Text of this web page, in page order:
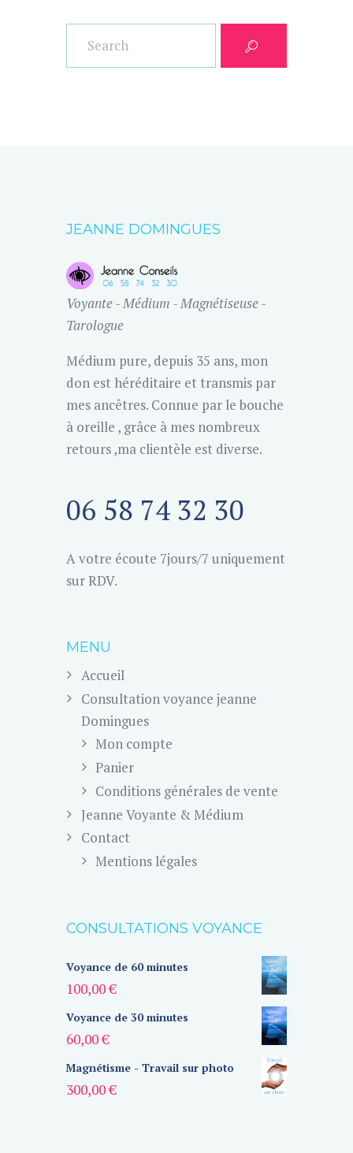
JEANNE DOMINGUES
Voyante - Médium - Magnétiseuse -
Tarologue
Médium pure, depuis 35 ans, mon
don est héréditaire et transmis par
mes ancêtres. Connue par le bouche
à oreille , grâce à mes nombreux
retours ,ma clientèle est diverse.
06 58 74 32 30
A votre écoute 7jours/7 uniquement
sur RDV.
MENU
Accueil
Consultation voyance jeanne
Domingues
Mon compte
Panier
Conditions générales de vente
Jeanne Voyante & Médium
Contact
Mentions légales
CONSULTATIONS VOYANCE
Voyance de 60 minutes
100,00€
Voyance de 30 minutes
60,00€
Magnétisme - Travail sur photo
300,00€